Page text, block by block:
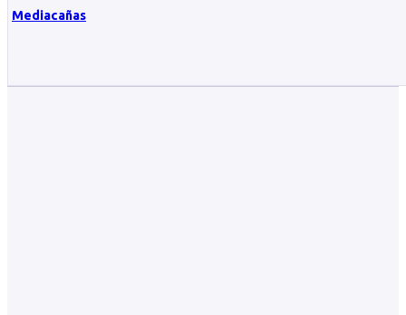
Mediacañas